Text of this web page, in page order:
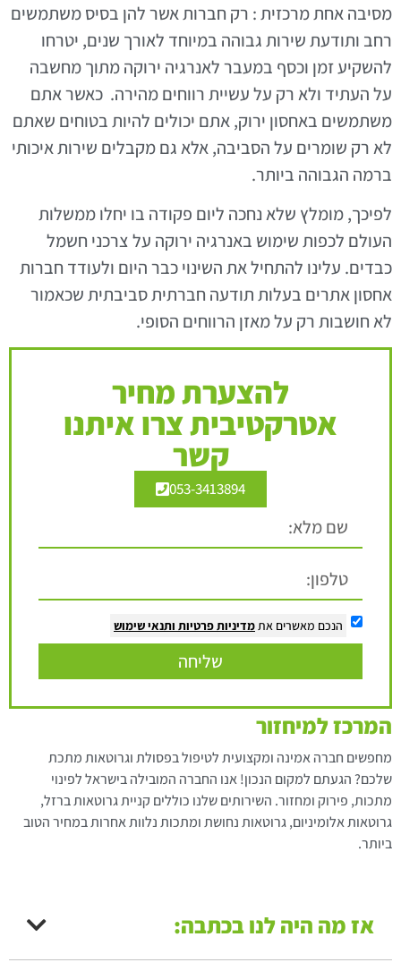
מסיבה אחת מרכזית : רק חברות אשר להן בסיס משתמשים
רחב ותודעת שירות גבוהה במיוחד לאורך שנים, יטרחו
להשקיע זמן וכסף במעבר לאנרגיה ירוקה מתוך מחשבה
על העתיד ולא רק על עשיית רווחים מהירה. כאשר אתם
משתמשים באחסון ירוק, אתם יכולים להיות בטוחים שאתם
לא רק שומרים על הסביבה, אלא גם מקבלים שירות איכותי
ברמה הגבוהה ביותר.
לפיכך, מומלץ שלא נחכה ליום פקודה בו יחלו ממשלות
העולם לכפות שימוש באנרגיה ירוקה על צרכני חשמל
כבדים. עלינו להתחיל את השינוי כבר היום ולעודד חברות
אחסון אתרים בעלות תודעה חברתית סביבתית שכאמור
לא חושבות רק על מאזן הרווחים הסופי.
להצערת מחיר
אטרקטיבית צרו איתנו
קשר
053-3413894
הנכם מאשרים אתמדיניות פרטיות ותנאי שימוש
שליחה
המרכז למיחזור
מחפשים חברה אמינה ומקצועית לטיפול בפסולת וגרוטאות מתכת
שלכם? הגעתם למקום הנכון! אנו החברה המובילה בישראל לפינוי
מתכות, פירוק ומחזור. השירותים שלנו כוללים קניית גרוטאות ברזל,
גרוטאות אלומיניום, גרוטאות נחושת ומתכות נלוות אחרות במחיר הטוב
ביותר.
אז מה היה לנו בכתבה: